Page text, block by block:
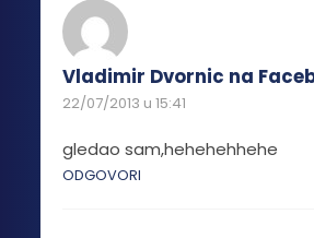
stranici
proizvoda.
Vladimir Dvornic na
22/07/2013 u 15:41
gledao sam,hehehehhehe
ODGOVORI